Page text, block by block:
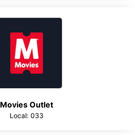
Movies Outlet
Local: 033